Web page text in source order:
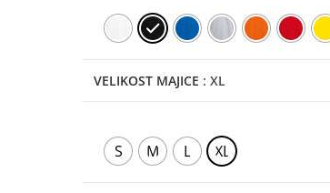
VELIKOST MAJICE : XL
S M L XL